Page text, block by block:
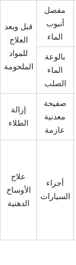
قبل وبعد
العلاج
للمواد
الملحومة
مفصل
أنبوب
الماء
بالوعة
الماء
الصلب
إزالة
الطلاء
صفيحة
معدنية
عازمة
علاج
الأوساخ
الدهنية
أجزاء
السيارات